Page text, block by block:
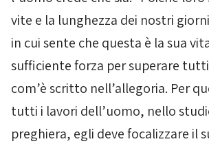
vite e la lunghezza dei nostri
in cui sente che questa è la sua
sufficiente forza per superare
com’è scritto nell’allegoria. Per
tutti i lavori dell’uomo, nello
preghiera, egli deve focalizzare il